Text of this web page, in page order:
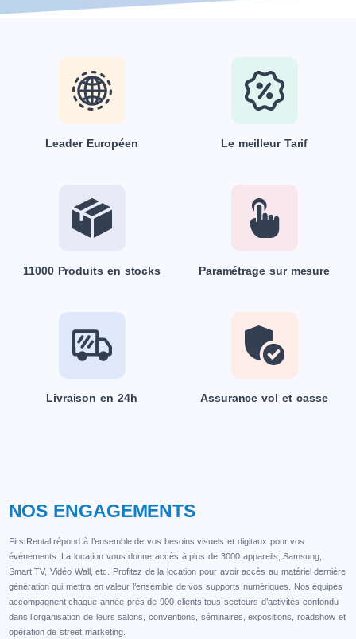
Leader Européen Le meilleur Tarif
11000 Produits en stocks Paramétrage sur mesure
Livraison en 24h Assurance vol et casse
NOS ENGAGEMENTS
FirstRental répond à l’ensemble de vos besoins visuels et digitaux pour vos
événements. La location vous donne accès à plus de 3000 appareils, Samsung,
Smart TV, Vidéo Wall, etc. Profitez de la location pour avoir accès au matériel dernière
génération qui mettra en valeur l’ensemble de vos supports numériques. Nos équipes
accompagnent chaque année près de 900 clients tous secteurs d’activités confondu
dans l’organisation de leurs salons, conventions, séminaires, expositions, roadshow et
opération de street marketing.